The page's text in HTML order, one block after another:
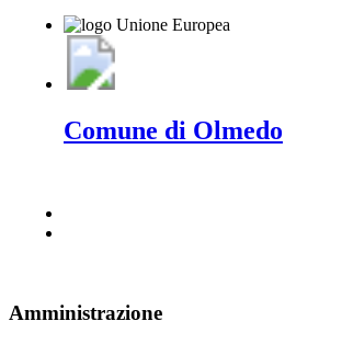
Comune di Olmedo
Amministrazione